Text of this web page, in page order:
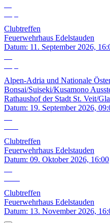
Clubtreffen
Feuerwehrhaus Edelstauden
Datum: 11. September 2026,
Alpen-Adria und Nationale
Bonsai/Suiseki/Kusamono
Rathaushof der Stadt St. Veit/
Datum: 19. September 2026,
Clubtreffen
Feuerwehrhaus Edelstauden
Datum: 09. Oktober 2026, 16:00
Clubtreffen
Feuerwehrhaus Edelstauden
Datum: 13. November 2026,